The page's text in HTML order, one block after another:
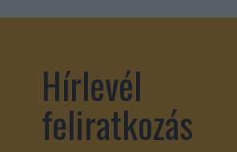
Hírlevél
feliratkozás